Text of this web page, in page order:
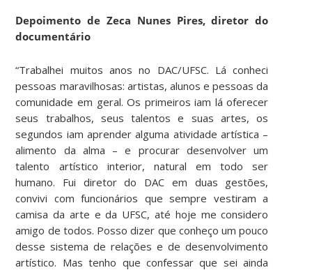
Depoimento de Zeca Nunes Pires, diretor do
documentário
“Trabalhei muitos anos no DAC/UFSC. Lá conheci
pessoas maravilhosas: artistas, alunos e pessoas da
comunidade em geral. Os primeiros iam lá oferecer
seus trabalhos, seus talentos e suas artes, os
segundos iam aprender alguma atividade artística –
alimento da alma – e procurar desenvolver um
talento artístico interior, natural em todo ser
humano. Fui diretor do DAC em duas gestões,
convivi com funcionários que sempre vestiram a
camisa da arte e da UFSC, até hoje me considero
amigo de todos. Posso dizer que conheço um pouco
desse sistema de relações e de desenvolvimento
artístico. Mas tenho que confessar que sei ainda